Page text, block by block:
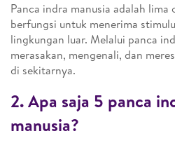
Panca indra manusia adalah lima
berfungsi untuk menerima
lingkungan luar. Melalui panca
merasakan, mengenali, dan
di sekitarnya.
2. Apa saja 5 panca
manusia?